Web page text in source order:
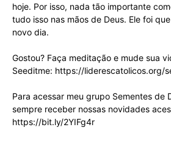
hoje. Por isso, nada tão importante
tudo isso nas mãos de Deus. Ele foi
novo dia.
Gostou? Faça meditação e mude sua
Seeditme: https://liderescatolicos.org/
Para acessar meu grupo Sementes de
sempre receber nossas novidades
https://bit.ly/2YIFg4r